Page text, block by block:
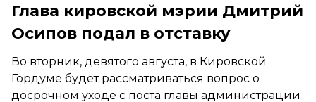
Глава кировской мэрии Дмитрий
Осипов подал в отставку
Во вторник, девятого августа, в Кировской
Гордуме будет рассматриваться вопрос о
досрочном уходе с поста главы администрации